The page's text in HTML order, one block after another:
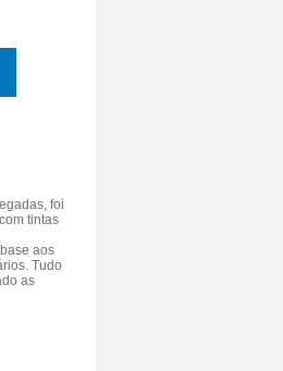
foi
tintas
aos
Tudo
as